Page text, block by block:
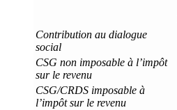
Contribution au dialogue
social
CSG non imposable à l’impôt
sur le revenu
CSG/CRDS imposable à
l’impôt sur le revenu